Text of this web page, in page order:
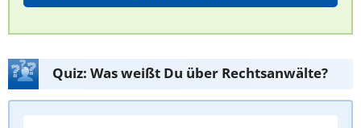
Quiz: Was weißt Du über Rechtsanwälte?